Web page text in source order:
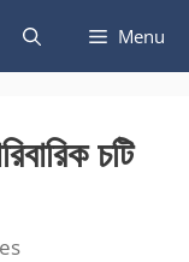
Menu
চটি